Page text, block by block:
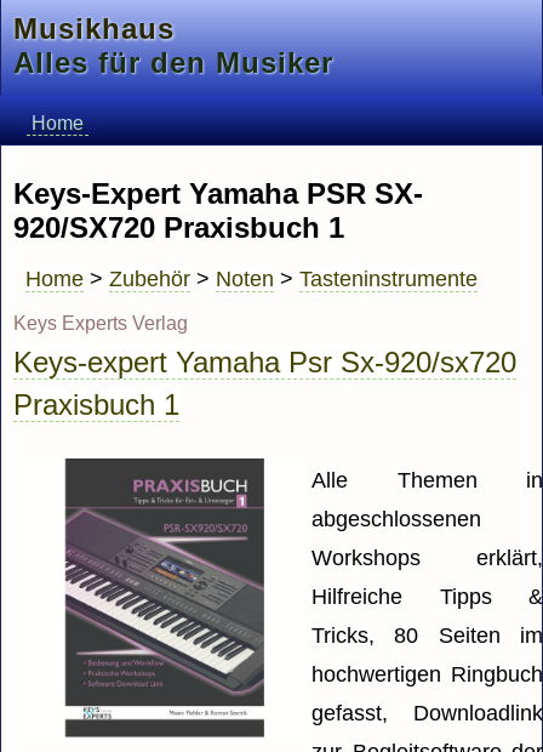
Musikhaus
Alles für den Musiker
Home
Keys-Expert Yamaha PSR SX-
920/SX720 Praxisbuch 1
Home > Zubehör > Noten > Tasteninstrumente
Keys Experts Verlag
Keys-expert Yamaha Psr Sx-920/sx720
Praxisbuch 1
Alle Themen in
abgeschlossenen
Workshops erklärt,
Hilfreiche Tipps &
Tricks, 80 Seiten im
hochwertigen Ringbuch
gefasst, Downloadlink